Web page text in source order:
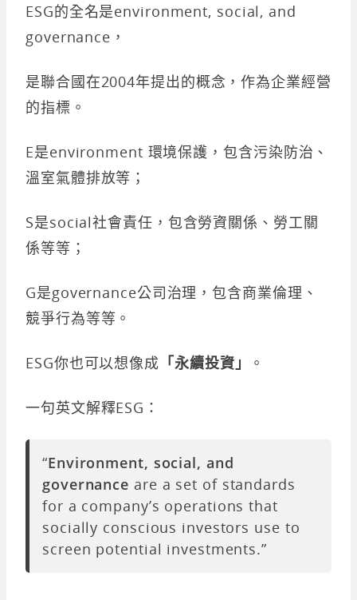
ESG的全名是environment, social, and
governance，
是聯合國在2004年提出的概念，作為企業經營
的指標。
E是environment 環境保護，包含污染防治、
溫室氣體排放等；
S是social社會責任，包含勞資關係、勞工關
係等等；
G是governance公司治理，包含商業倫理、
競爭行為等等。
ESG你也可以想像成 「永續投資」 。
一句英文解釋ESG：
“Environment, social, and
governance are a set of standards
for a company’s operations that
socially conscious investors use to
screen potential investments.”